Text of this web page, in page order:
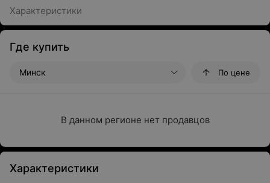
Характеристики
Где купить
Минск По цене
В данном регионе нет продавцов
Характеристики